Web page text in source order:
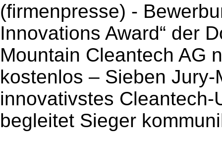
(firmenpresse) -
Innovations Award“ der
Mountain Cleantech AG
kostenlos – Sieben
innovativstes
begleitet Sieger